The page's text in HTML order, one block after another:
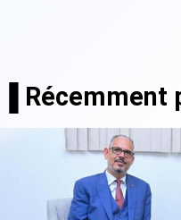
▐ Récemment